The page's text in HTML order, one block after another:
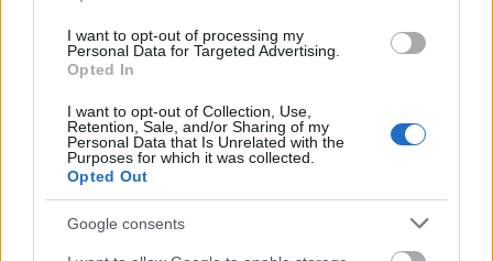
I want to opt-out of processing my
Personal Data for Targeted Advertising.
Opted In
I want to opt-out of Collection, Use,
Retention, Sale, and/or Sharing of my
Personal Data that Is Unrelated with the
Purposes for which it was collected.
Opted Out
Google consents
műemlékfelújítás műemlék restaurálás
Történelmi táj, amelynek minden köve mesél –
megújul a tatai Angolkert
A projekt részeként megújulnak a területen található